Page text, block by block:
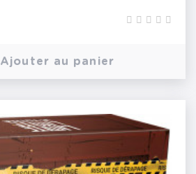
Ajouter au panier